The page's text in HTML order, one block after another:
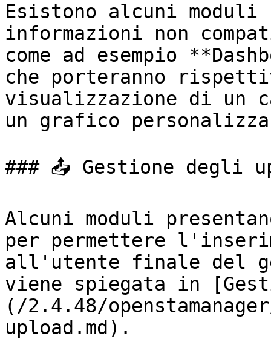
Esistono alcuni moduli
informazioni non
come ad esempio
che porteranno
visualizzazione di un
un grafico
### 📤 Gestione degli
Alcuni moduli
per permettere
all'utente finale del
viene spiegata in
(/2.4.48/
upload.md).